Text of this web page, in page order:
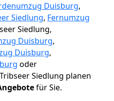
Duisburg,
Siedlung, Fernumzug
Siedlung,
Duisburg,
Duisburg,
oder
Siedlung planen
für Sie.